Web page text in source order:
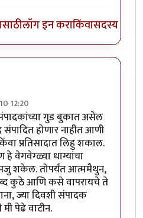
लॉग इन कराकिंवासदस्य व्हा
12:20
byअवलिया
संपादकांच्या गुड बुकात असेल
संपादित होणार नाहीत आणी
प्रतिसादात लिहु शकाल.
वेगवेग्ळ्या धाग्यांचा
शकेल. तोपर्यंत आत्ममैथुन,
कुठे आणि कसे वापरायचे ते
ज्या दिवशी संपादक
पेढे वाटीन.